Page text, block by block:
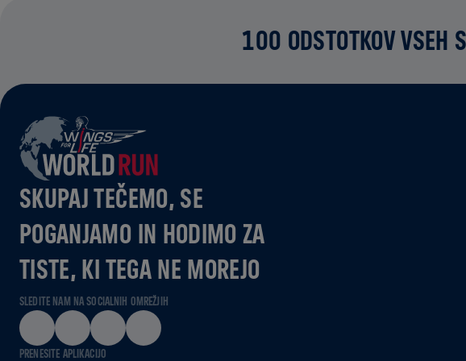
100 ODSTOTKOV VSEH
SKUPAJ TEČEMO, SE
POGANJAMO IN HODIMO ZA
TISTE, KI TEGA NE MOREJO
SLEDITE NAM NA SOCIALNIH OMREŽJIH
PRENESITE APLIKACIJO